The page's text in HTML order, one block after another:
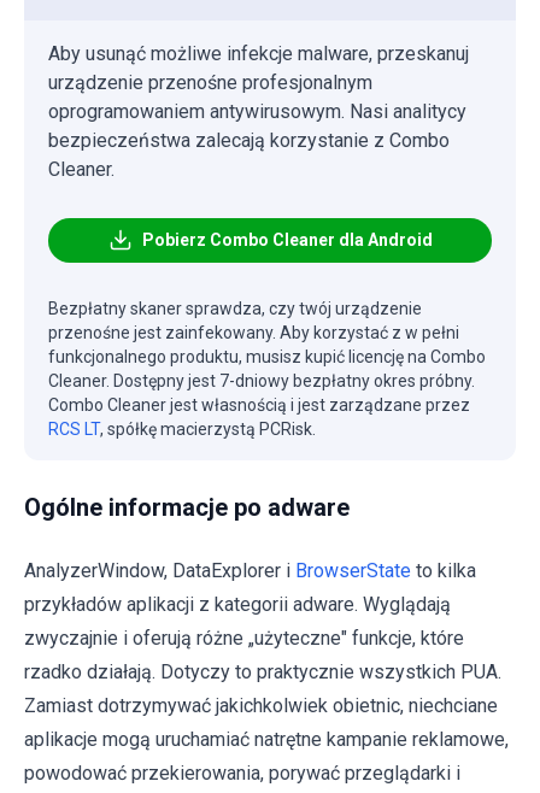
Aby usunąć możliwe infekcje malware, przeskanuj
urządzenie przenośne profesjonalnym
oprogramowaniem antywirusowym. Nasi analitycy
bezpieczeństwa zalecają korzystanie z Combo
Cleaner.
Pobierz Combo Cleaner dla Android
Bezpłatny skaner sprawdza, czy twój urządzenie
przenośne jest zainfekowany. Aby korzystać z w pełni
funkcjonalnego produktu, musisz kupić licencję na Combo
Cleaner. Dostępny jest 7-dniowy bezpłatny okres próbny.
Combo Cleaner jest własnością i jest zarządzane przez
RCS LT, spółkę macierzystą PCRisk.
Ogólne informacje po adware
AnalyzerWindow, DataExplorer i BrowserState to kilka
przykładów aplikacji z kategorii adware. Wyglądają
zwyczajnie i oferują różne „użyteczne" funkcje, które
rzadko działają. Dotyczy to praktycznie wszystkich PUA.
Zamiast dotrzymywać jakichkolwiek obietnic, niechciane
aplikacje mogą uruchamiać natrętne kampanie reklamowe,
powodować przekierowania, porywać przeglądarki i